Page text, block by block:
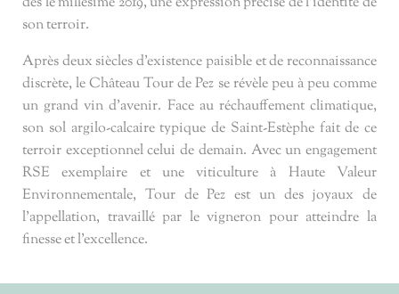
son terroir.
Après deux siècles d’existence paisible et de reconnaissance
discrète, le Château Tour de Pez se révèle peu à peu comme
un grand vin d’avenir. Face au réchauffement climatique,
son sol argilo-calcaire typique de Saint-Estèphe fait de ce
terroir exceptionnel celui de demain. Avec un engagement
RSE exemplaire et une viticulture à Haute Valeur
Environnementale, Tour de Pez est un des joyaux de
l’appellation, travaillé par le vigneron pour atteindre la
finesse et l’excellence.